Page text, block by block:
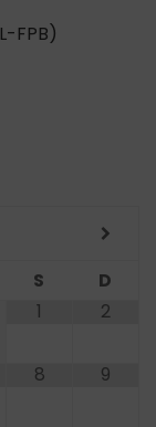
FPB)
S
D
1
2
8 9